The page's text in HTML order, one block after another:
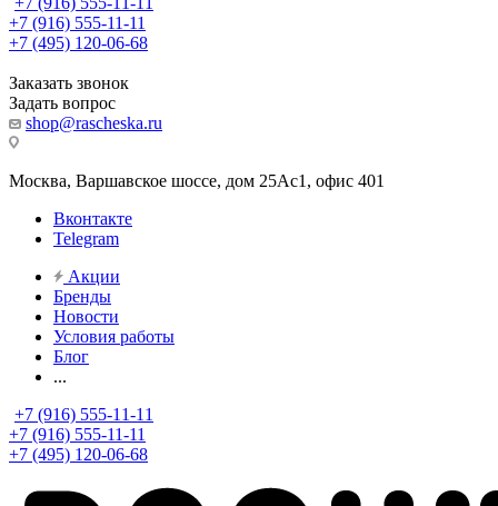
+7 (916) 555-11-11
+7 (495) 120-06-68
Заказать звонок
Задать вопрос
shop@rascheska.ru
Москва, Варшавское шоссе, дом 25Аc1, офис 401
Вконтакте
Telegram
Акции
Бренды
Новости
Условия работы
Блог
...
+7 (916) 555-11-11
+7 (916) 555-11-11
+7 (495) 120-06-68